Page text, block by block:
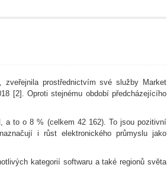
prostřednictvím své služby Market
[2]. Oproti stejnému období předcházejícího
a to o 8 % (celkem 42 162). To jsou pozitivní
i růst elektronického průmyslu jako
kategorií softwaru a také regionů světa